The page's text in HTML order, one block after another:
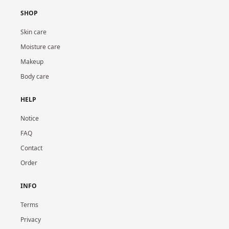
SHOP
Skin care
Moisture care
Makeup
Body care
HELP
Notice
FAQ
Contact
Order
INFO
Terms
Privacy